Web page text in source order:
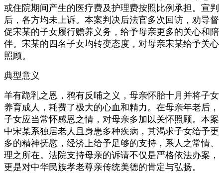
或住院期间产生的医疗费及护理费按照比例承担。宣判
后，各方均未上诉。本案判决后法官多次回访，劝导督
促宋某的子女履行赡养义务，给予母亲更多的关心和陪
伴。宋某的四名子女均转变态度，对母亲宋某给予关心
照顾。
典型意义
羊有跪乳之恩，鸦有反哺之义，母亲怀胎十月并将子女
养育成人，耗费了极大的心血和精力。在母亲年老后，
子女应当常怀感恩之情，对母亲多加以关怀照顾。本案
中宋某系独居老人且身患多种疾病，其渴求子女给予更
多的精神抚慰，经济上给予足够的支持，系人之常情、
理之所在。法院支持母亲的诉请不仅是严格依法办案，
更是对中华民族孝老尊亲传统美德的肯定与弘扬。